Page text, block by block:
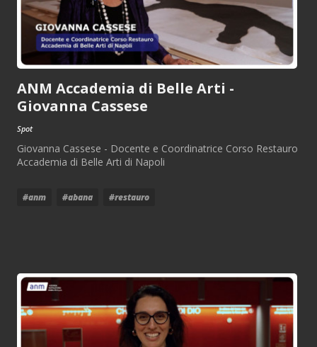
ANM Accademia di Belle Arti -
Giovanna Cassese
Spot
Giovanna Cassese - Docente e Coordinatrice Corso Restauro
Accademia di Belle Arti di Napoli
#anm #abana #restauro